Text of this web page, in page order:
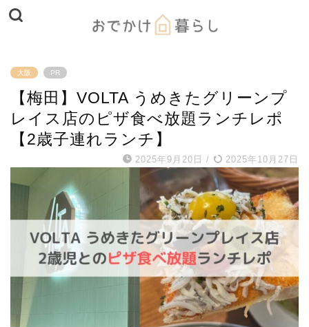
大阪 PR
【梅田】VOLTA うめきたグリーンプ
レイス店のピザ食べ放題ランチレポ
【2歳子連れランチ】
2025年9月20日 / 2025年10月27日